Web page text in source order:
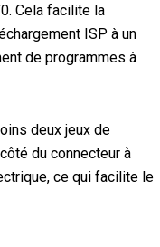
Cela facilite la
ISP à un
de programmes à
deux jeux de
du connecteur à
ce qui facilite le